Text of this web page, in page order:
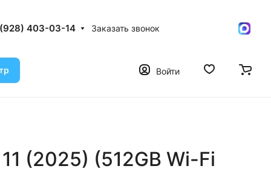
403-03-14 Заказать звонок
Войти
(2025) (512GB Wi-Fi